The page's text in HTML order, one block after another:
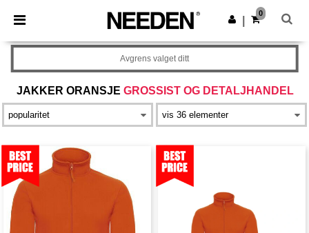
× Needen-app
Bedre priser i appen!
Last ned app
0
JAKKER ORANSJE GROSSIST OG DETALJHANDEL
Avgrens valget ditt